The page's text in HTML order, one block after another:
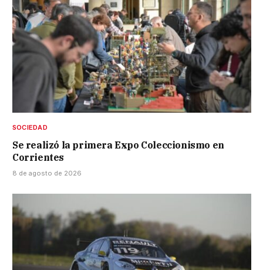
SOCIEDAD
Se realizó la primera Expo Coleccionismo en
Corrientes
8 de agosto de 2026